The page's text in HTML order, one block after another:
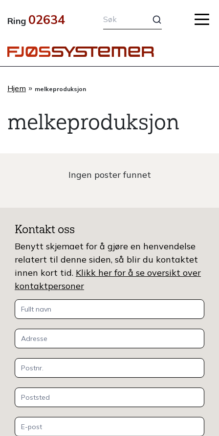
rett
innholdet
Ring 02634
Hjem » melkeproduksjon
melkeproduksjon
Ingen poster funnet
Kontakt oss
Benytt skjemaet for å gjøre en henvendelse
relatert til denne siden, så blir du kontaktet
innen kort tid. Klikk her for å se oversikt over
kontaktpersoner
Kontakt
oss